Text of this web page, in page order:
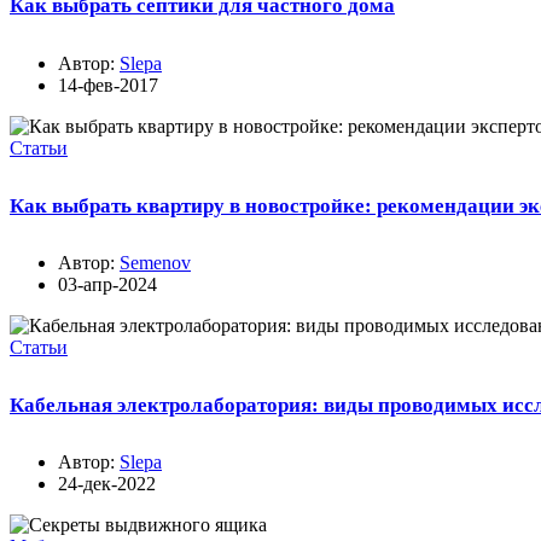
Как выбрать септики для частного дома
Автор: Slepa
14-фев-2017
Статьи
Как выбрать квартиру в новостройке: рекомендации
Автор: Semenov
03-апр-2024
Статьи
Кабельная электролаборатория: виды проводимых
Автор: Slepa
24-дек-2022